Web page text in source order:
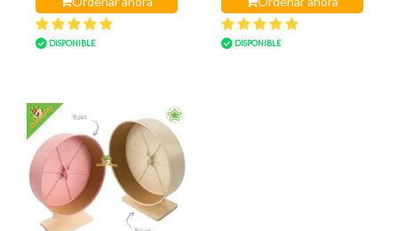
DISPONIBLE DISPONIBLE